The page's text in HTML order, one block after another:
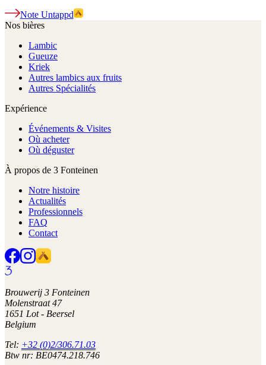
Note Untappd
Nos bières
Lambic
Gueuze
Kriek
Autres lambics aux fruits
Autres Spécialités
Expérience
Événements & Visites
Où acheter
Où déguster
À propos de 3 Fonteinen
Notre histoire
Actualités
Professionnels
FAQ
Contact
Brouwerij 3 Fonteinen
Molenstraat 47
1651 Lot - Beersel
Belgium
Tel: +32 (0)2/306.71.03
Btw nr: BE0474.218.746